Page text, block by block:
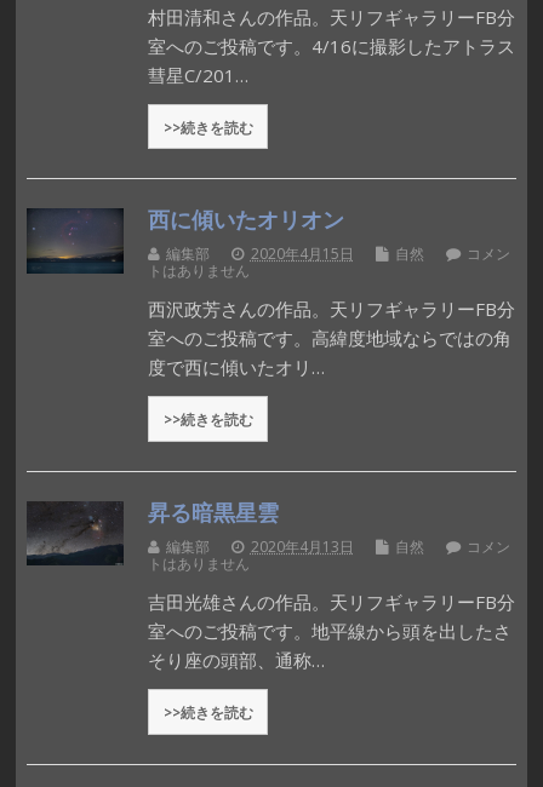
村田清和さんの作品。天リフギャラリーFB分
室へのご投稿です。4/16に撮影したアトラス
彗星C/201…
>>続きを読む
西に傾いたオリオン
編集部 2020年4月15日 自然
コメン
トはありません
西沢政芳さんの作品。天リフギャラリーFB分
室へのご投稿です。高緯度地域ならではの角
度で西に傾いたオリ…
>>続きを読む
昇る暗黒星雲
編集部 2020年4月13日 自然
コメン
トはありません
吉田光雄さんの作品。天リフギャラリーFB分
室へのご投稿です。地平線から頭を出したさ
そり座の頭部、通称…
>>続きを読む